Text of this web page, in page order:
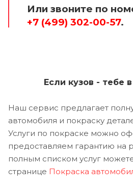
Или звоните по
+7 (499) 302-00-57.
Если кузов - тебе
Наш сервис предлагает
автомобиля и покраску
Услуги по покраске можно
предоставляем гарантию на
полным списком услуг
странице Покраска